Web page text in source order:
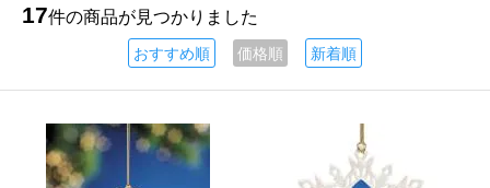
17件の商品が見つかりました
おすすめ順 価格順 新着順